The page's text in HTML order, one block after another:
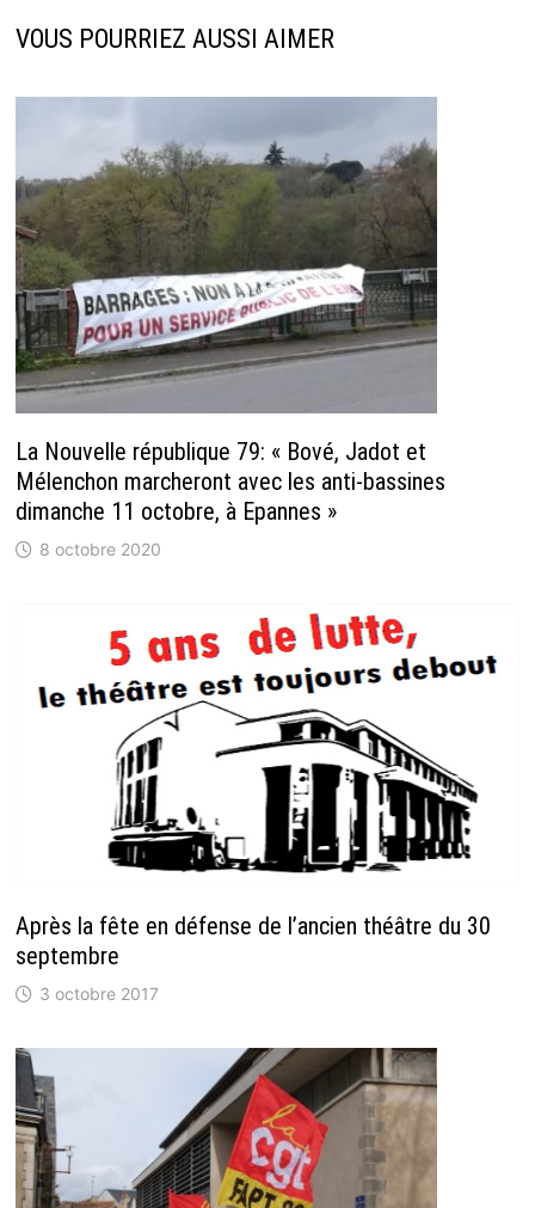
VOUS POURRIEZ AUSSI AIMER
La Nouvelle république 79: « Bové, Jadot et
Mélenchon marcheront avec les anti-bassines
dimanche 11 octobre, à Epannes »
8 octobre 2020
Après la fête en défense de l’ancien théâtre du 30
septembre
3 octobre 2017